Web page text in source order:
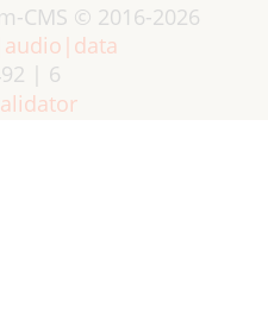
CMS © 2016-2026
| 6